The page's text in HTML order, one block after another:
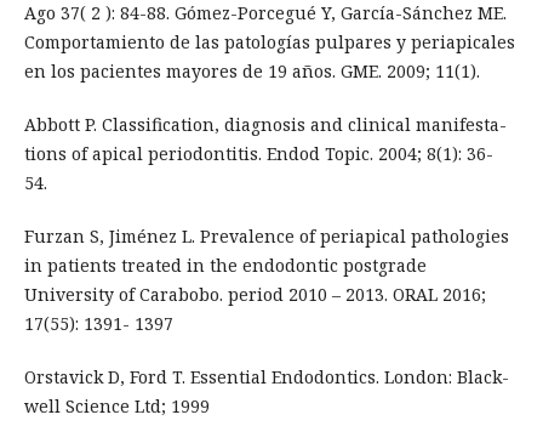
Ago 37( 2 ): 84-88. Gómez-Porcegué Y, García-Sánchez ME.
Comportamiento de las patologías pulpares y periapicales
en los pacientes mayores de 19 años. GME. 2009; 11(1).
Abbott P. Classification, diagnosis and clinical manifesta-
tions of apical periodontitis. Endod Topic. 2004; 8(1): 36-
54.
Furzan S, Jiménez L. Prevalence of periapical pathologies
in patients treated in the endodontic postgrade
University of Carabobo. period 2010 – 2013. ORAL 2016;
17(55): 1391- 1397
Orstavick D, Ford T. Essential Endodontics. London: Black-
well Science Ltd; 1999